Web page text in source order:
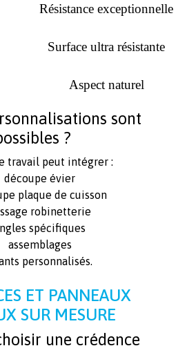
Résistance exceptionnelle
Surface ultra résistante
Aspect naturel
sont
?
travail peut intégrer :
évier
plaque de cuisson
robinetterie
spécifiques
assemblages
personnalisés.
ET PANNEAUX
SUR MESURE
une crédence